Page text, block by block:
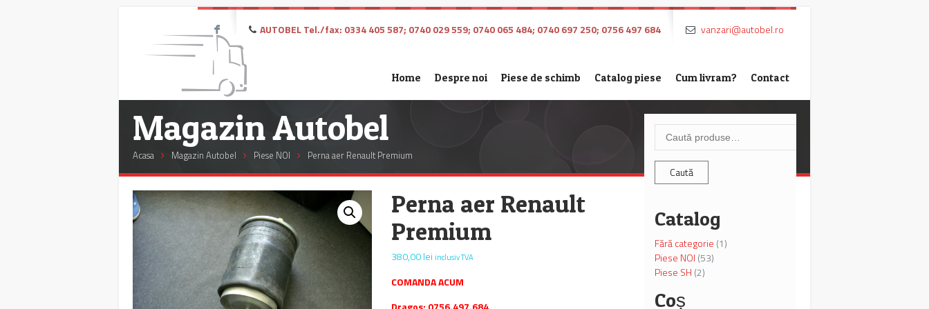
F AUTOBEL Tel./fax: 0334 405 587; 0740 029 559; 0740 065 484; 0740 697 250; 0756 497 684 vanzari@autobel.ro
Home Despre noi Piese de schimb Catalog piese Cum livram? Contact
Magazin Autobel
Acasa Magazin Autobel Piese NOI Perna aer Renault Premium
Perna aer Renault
Premium
380,00lei inclusiv TVA
COMANDA ACUM
Caută
după:
Caută
Catalog
Fără categorie (1)
Piese NOI (53)
Piese SH (2)
Coș